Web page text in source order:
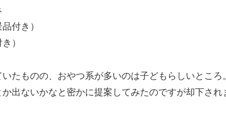
付き）
）
たものの、おやつ系が多いのは子どもらしいところ。
出ないかなと密かに提案してみたのですが却下され